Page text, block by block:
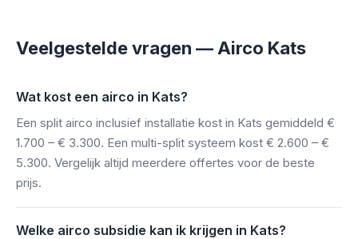
Veelgestelde vragen — Airco Kats
Wat kost een airco in Kats?
Een split airco inclusief installatie kost in Kats gemiddeld €
1.700 – € 3.300. Een multi-split systeem kost € 2.600 – €
5.300. Vergelijk altijd meerdere offertes voor de beste
prijs.
Welke airco subsidie kan ik krijgen in Kats?